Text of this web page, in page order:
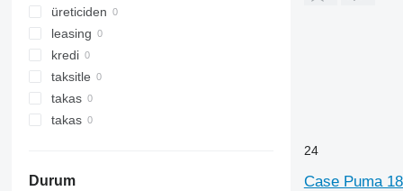
5820
6090
6100
6115
6120
6135
6170
üreticiden
leasing
kredi
taksitle
takas
takas
Durum
24
Case Puma